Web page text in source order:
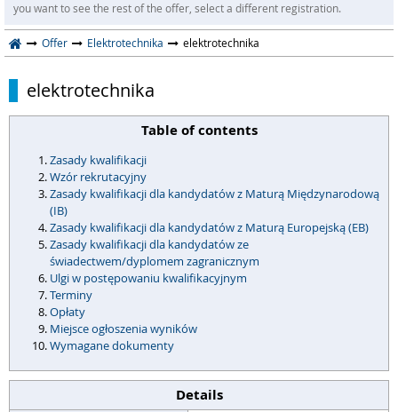
you want to see the rest of the offer, select a different registration.
Offer Elektrotechnika elektrotechnika
elektrotechnika
Table of contents
Zasady kwalifikacji
Wzór rekrutacyjny
Zasady kwalifikacji dla kandydatów z Maturą Międzynarodową
(IB)
Zasady kwalifikacji dla kandydatów z Maturą Europejską (EB)
Zasady kwalifikacji dla kandydatów ze
świadectwem/dyplomem zagranicznym
Ulgi w postępowaniu kwalifikacyjnym
Terminy
Opłaty
Miejsce ogłoszenia wyników
Wymagane dokumenty
Details